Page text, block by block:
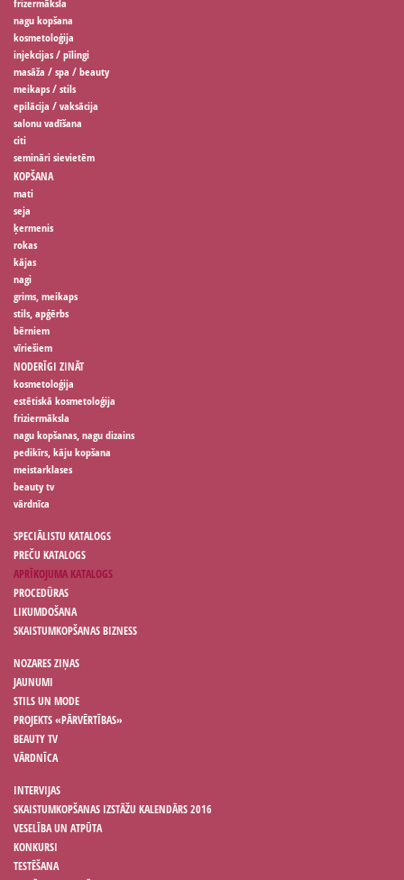
nagu kopšana
kosmetoloģija
injekcijas / pīlingi
masāža / spa / beauty
meikaps / stils
epilācija / vaksācija
salonu vadīšana
citi
semināri sievietēm
KOPŠANA
mati
seja
ķermenis
rokas
kājas
nagi
grims, meikaps
stils, apģērbs
bērniem
vīriešiem
NODERĪGI ZINĀT
kosmetoloģija
estētiskā kosmetoloģija
friziermāksla
nagu kopšanas, nagu dizains
pedikīrs, kāju kopšana
meistarklases
beauty tv
vārdnīca
SPECIĀLISTU KATALOGS
PREČU KATALOGS
APRĪKOJUMA KATALOGS
PROCEDŪRAS
LIKUMDOŠANA
SKAISTUMKOPŠANAS BIZNESS
NOZARES ZIŅAS
JAUNUMI
STILS UN MODE
PROJEKTS «PĀRVĒRTĪBAS»
BEAUTY TV
VĀRDNĪCA
INTERVIJAS
SKAISTUMKOPŠANAS IZSTĀŽU KALENDĀRS 2016
VESELĪBA UN ATPŪTA
KONKURSI
TESTĒŠANA